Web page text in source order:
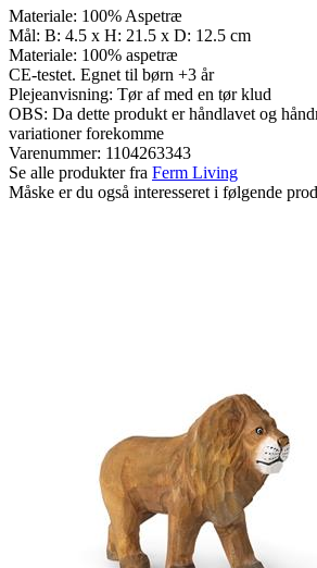
Materiale: 100% Aspetræ
Mål: B: 4.5 x H: 21.5 x D: 12.5 cm
Materiale: 100% aspetræ
CE-testet. Egnet til børn +3 år
Plejeanvisning: Tør af med en tør klud
OBS: Da dette produkt er håndlavet og
variationer forekomme
Varenummer: 1104263343
Se alle produkter fra Ferm Living
Måske er du også interesseret i følgende